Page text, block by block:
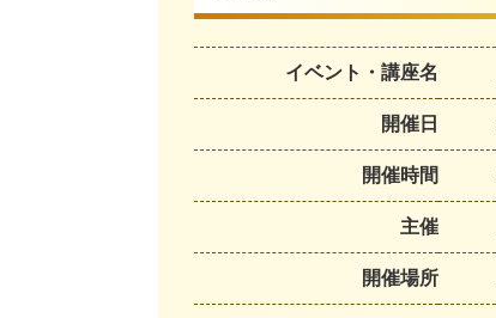
イベント・講座名
開催日
開催時間
主催
開催場所